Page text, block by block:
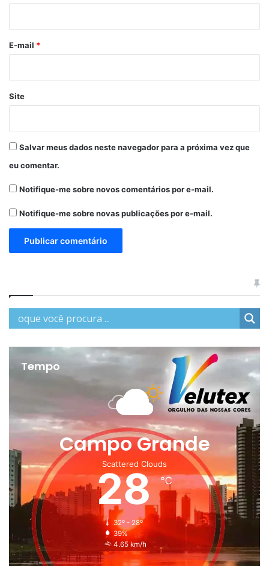
*
E-mail *
Site
Salvar meus dados neste navegador para a próxima vez que
eu comentar.
Notifique-me sobre novos comentários por e-mail.
Notifique-me sobre novas publicações por e-mail.
Tempo
Campo Grande
Scattered Clouds
28℃
32º - 28º
39%
4.65 km/h